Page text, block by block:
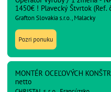
1450€ ! Plavecký Štvrtok (Ref.
Grafton Slovakia s.r.o., Malacky
Pozri ponuku
MONTÉR OCEĽOVÝCH
netto